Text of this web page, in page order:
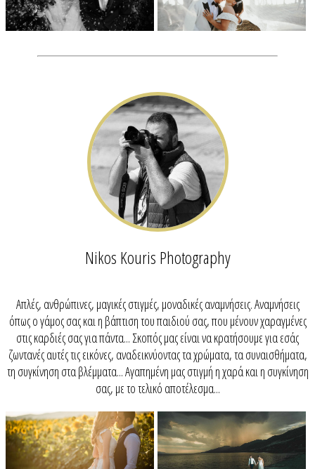
Nikos Kouris Photography
Απλές, ανθρώπινες, μαγικές στιγμές, μοναδικές αναμνήσεις. Αναμνήσεις
όπως ο γάμος σας και η βάπτιση του παιδιού σας, που μένουν χαραγμένες
στις καρδιές σας για πάντα... Σκοπός μας είναι να κρατήσουμε για εσάς
ζωντανές αυτές τις εικόνες, αναδεικνύοντας τα χρώματα, τα συναισθήματα,
τη συγκίνηση στα βλέμματα... Αγαπημένη μας στιγμή η χαρά και η συγκίνηση
σας, με το τελικό αποτέλεσμα...